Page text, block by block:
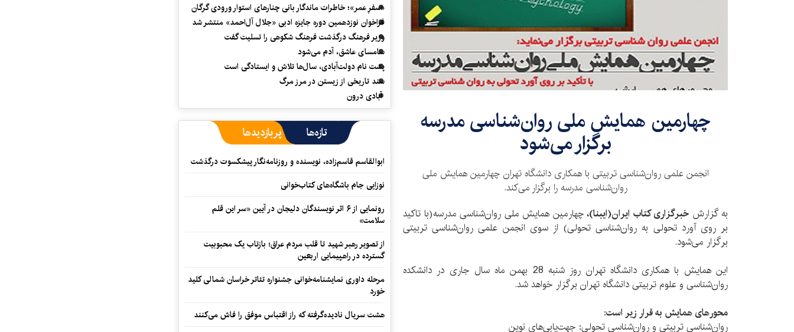
چهارمین همایش ملی روان‌شناسی مدرسه
برگزار می‌شود
انجمن علمی روان‌شناسی تربیتی با همکاری دانشگاه تهران چهارمین همایش ملی
روان‌شناسی مدرسه را برگزار می‌کند.
به گزارش خبرگزاری کتاب ایران(ایبنا)،چهارمین همایش ملی روان‌شناسی مدرسه(با تاکید
بر روی آورد تحولی به روان‌شناسی تحولی) از سوی انجمن علمی روان‌شناسی تربیتی
برگزار می‌شود.
این همایش با همکاری دانشگاه تهران روز شنبه 28 بهمن ماه سال جاری در دانشکده
روان‌شناسی و علوم تربیتی دانشگاه تهران برگزار خواهد شد.
محور‌های همایش به قرار زیر است:
روان‌شناسی تربیتی و روان‌شناسی تحولی: جهت‌یابی­‌های نوین
«سفرِ عمر»؛ خاطرات ماندگار بانی چنارهای استوار ورودی گرگان
فراخوان نوزدهمین دوره جایزه ادبی «جلال آل‌احمد» منتشر شد
وزیر فرهنگ درگذشت فرهنگ شکوهی را تسلیت گفت
سامسای عاشق، آدم می‌شود
پشت نام دولت‌آبادی، سال‌ها تلاش و ایستادگی است
سند تاریخی از زیستن در مرز مرگ
آبادی درون
تازه‌ها پربازدیدها
ابوالقاسم قاسم‌زاده، نویسنده و روزنامه‌نگار پیشکسوت درگذشت
نوزایی جام باشگاه‌های کتاب‌خوانی
رونمایی از ۶ اثر نویسندگان دلیجان در آیین «سر این قلم
سلامت»
از تصویر رهبر شهید تا قلب مردم عراق؛ بازتاب یک محبوبیت
گسترده در راهپیمایی اربعین
مرحله داوری نمایشنامه‌خوانی جشنواره تئاتر خراسان شمالی کلید
خورد
هشت سریال نادیده‌گرفته که راز اقتباس موفق را فاش می‌کنند